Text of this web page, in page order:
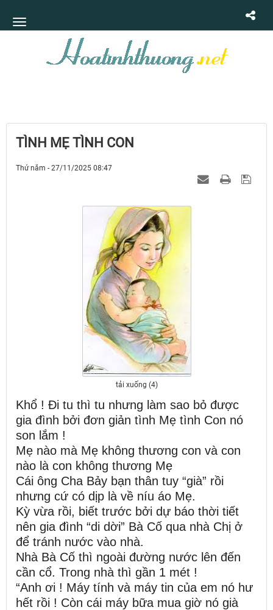
TÌNH MẸ TÌNH CON
Thứ năm - 27/11/2025 08:47
tải xuống (4)
Khổ ! Đi tu thì tu nhưng làm sao bỏ được
gia đình bởi đơn giản tình Mẹ tình Con nó
son lắm !
Mẹ nào mà Mẹ không thương con và con
nào là con không thương Mẹ
Cái ông Cha Bảy bạn thân tuy “già” rồi
nhưng cứ có dịp là về níu áo Mẹ.
Kỳ vừa rồi, biết trước bởi dự báo thời tiết
nên gia đình “di dời” Bà Cố qua nhà Chị ở
để tránh nước vào nhà.
Nhà Bà Cố thì ngoài đường nước lên đến
cần cổ. Trong nhà thì gần 1 mét !
“Anh ơi ! Máy tính và máy tin của em nó hư
hết rồi ! Còn cái máy bữa mua giờ nó già